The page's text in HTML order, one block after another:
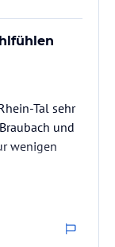
von Braubach,
der entlang
und einige der
Tal sehr
und
wenigen